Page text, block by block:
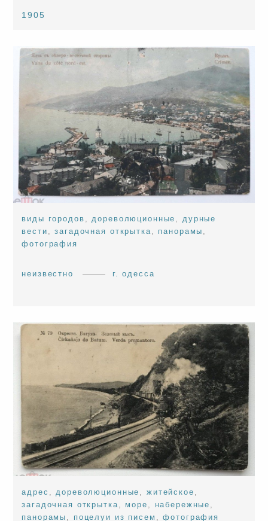
1905
виды городов ,дореволюционные ,дурные
вести ,загадочная открытка, панорамы ,
фотография
неизвестно г. одесса
адрес ,дореволюционные , житейское ,
загадочная открытка, море , набережные ,
панорамы , поцелуи из писем ,фотография